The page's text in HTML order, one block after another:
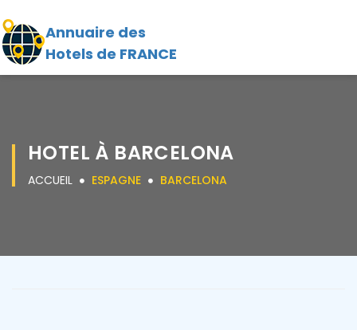
Annuaire des
Hotels de FRANCE
HOTEL À BARCELONA
ACCUEIL ESPAGNE BARCELONA